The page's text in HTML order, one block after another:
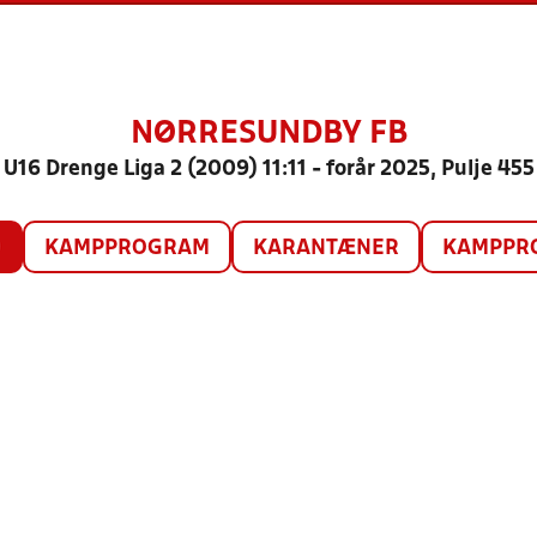
NØRRESUNDBY FB
U16 Drenge Liga 2 (2009) 11:11 - forår 2025, Pulje 455
KAMPPROGRAM KARANTÆNER